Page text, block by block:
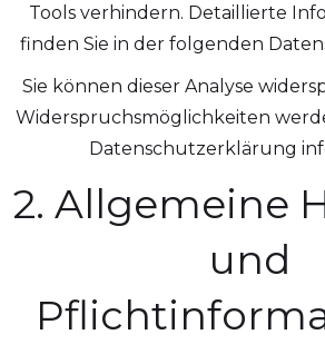
Tools verhindern. Detaillierte
finden Sie in der folgenden
Sie können dieser Analyse
Widerspruchsmöglichkeiten
Datenschutzerklärung
2. Allgemeine
und